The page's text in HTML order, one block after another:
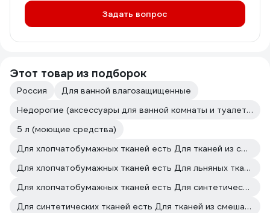
Задать вопрос
Этот товар из подборок
Россия
Для ванной влагозащищенные
Недорогие (аксессуары для ванной комнаты и туалета)
5 л (моющие средства)
Для хлопчатобумажных тканей есть Для тканей из смешанных волокон есть
Для хлопчатобумажных тканей есть Для льняных тканей есть
Для хлопчатобумажных тканей есть Для синтетических тканей есть
Для синтетических тканей есть Для тканей из смешанных волокон есть